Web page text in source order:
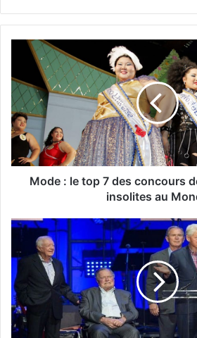
Mode : le top 7 des concours
insolites au